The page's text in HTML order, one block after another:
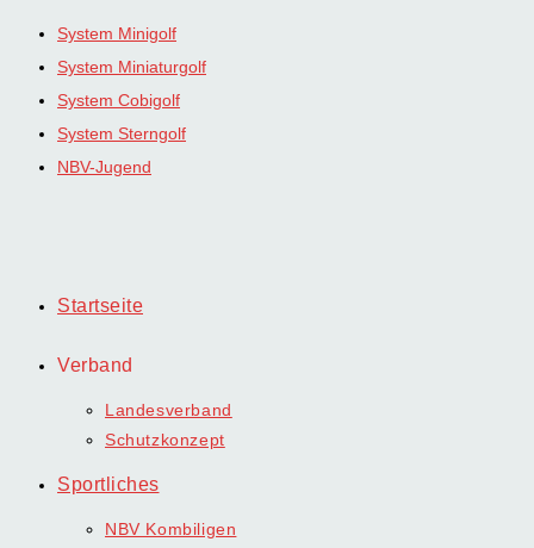
Zum
System Minigolf
System Miniaturgolf
System Cobigolf
System Sterngolf
NBV-Jugend
Startseite
Verband
Landesverband
Schutzkonzept
Sportliches
NBV Kombiligen